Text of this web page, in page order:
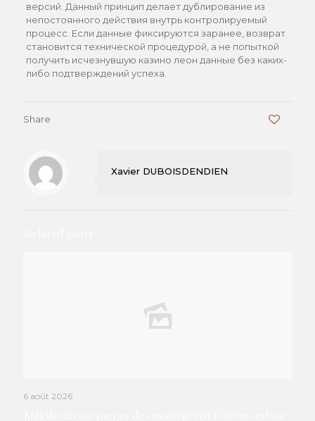
версий. Данный принцип делает дублирование из
непостоянного действия внутрь контролируемый
процесс. Если данные фиксируются заранее, возврат
становится технической процедурой, а не попыткой
получить исчезнувшую казино леон данные без каких-
либо подтверждений успеха.
Share
Xavier DUBOISDENDIEN
6 août 2026